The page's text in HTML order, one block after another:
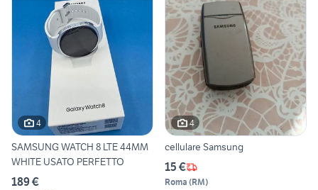
4
SAMSUNG WATCH 8 LTE 44MM
WHITE USATO PERFETTO
189 €
4
cellulare Samsung
15 €
Roma (RM)